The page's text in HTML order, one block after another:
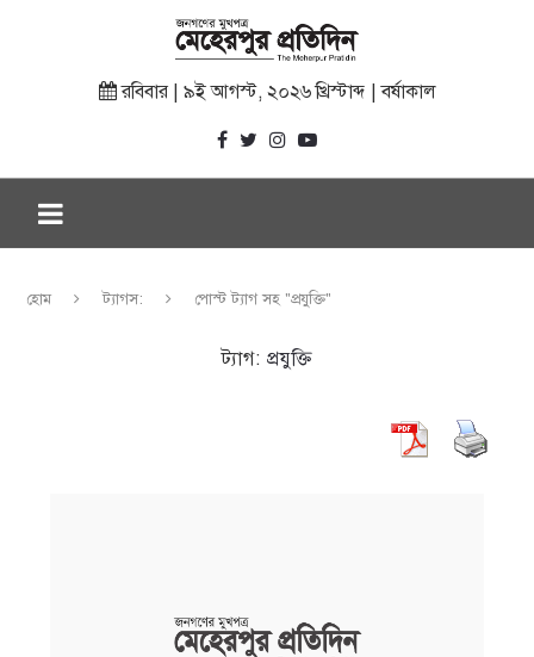
রবিবার | ৯ই আগস্ট, ২০২৬ খ্রিস্টাব্দ | বর্ষাকাল
হোম ট্যাগস: পোস্ট ট্যাগ সহ "প্রযুক্তি"
ট্যাগ: প্রযুক্তি